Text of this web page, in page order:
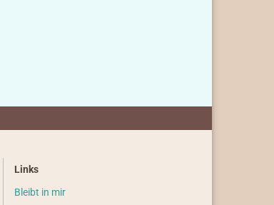
Links
Bleibt in mir